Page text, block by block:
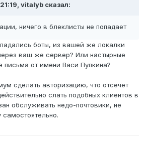
vitalyb сказал:
ничего в блеклисты не попадает
боты, из вашей же локалки
ваш же сервер? Или настырные
от имени Васи Пупкина?
сделать авторизацию, что отсечет
слать подобных клиентов в
обслуживать недо-почтовики, не